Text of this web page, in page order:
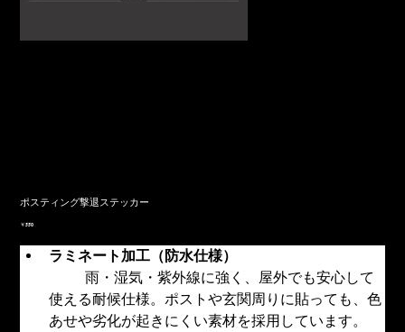
ポスティング撃退ステッカー
価
￥550
ラミネート加工（防水仕様）
	雨・湿気・紫外線に強く、屋外でも安心して
使える耐候仕様。ポストや玄関周りに貼っても、色
あせや劣化が起きにくい素材を採用しています。